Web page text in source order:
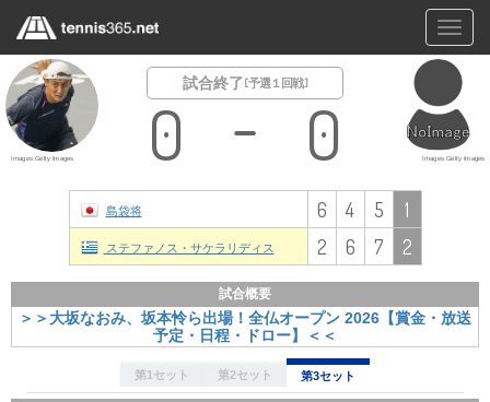
試合終了[ 予選１回戦 ]
0 0
Images:Getty Images Images:Getty Images
島袋将 6 4 5 1
ステファノス・サケラリディス 2 6 7 2
試合概要
＞＞大坂なおみ、坂本怜ら出場！全仏オープン 2026【賞金・放送
予定・日程・ドロー】＜＜
第1セット 第2セット 第3セット